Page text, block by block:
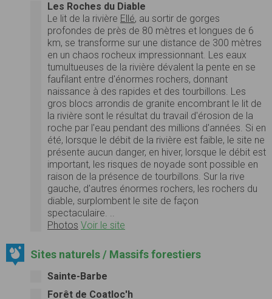
Les Roches du Diable
Le lit de la rivière Ellé, au sortir de gorges
profondes de près de 80 mètres et longues de 6
km, se transforme sur une distance de 300 mètres
en un chaos rocheux impressionnant. Les eaux
tumultueuses de la rivière dévalent la pente en se
faufilant entre d'énormes rochers, donnant
naissance à des rapides et des tourbillons. Les
gros blocs arrondis de granite encombrant le lit de
la rivière sont le résultat du travail d'érosion de la
roche par l'eau pendant des millions d'années. Si en
été, lorsque le débit de la rivière est faible, le site ne
présente aucun danger, en hiver, lorsque le débit est
important, les risques de noyade sont possible en
raison de la présence de tourbillons. Sur la rive
gauche, d'autres énormes rochers, les rochers du
diable, surplombent le site de façon
spectaculaire. ..
Photos Voir le site
Sites naturels / Massifs forestiers
Sainte-Barbe
Forêt de Coatloc'h